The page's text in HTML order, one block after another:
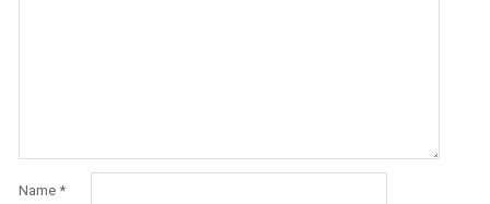
Name *